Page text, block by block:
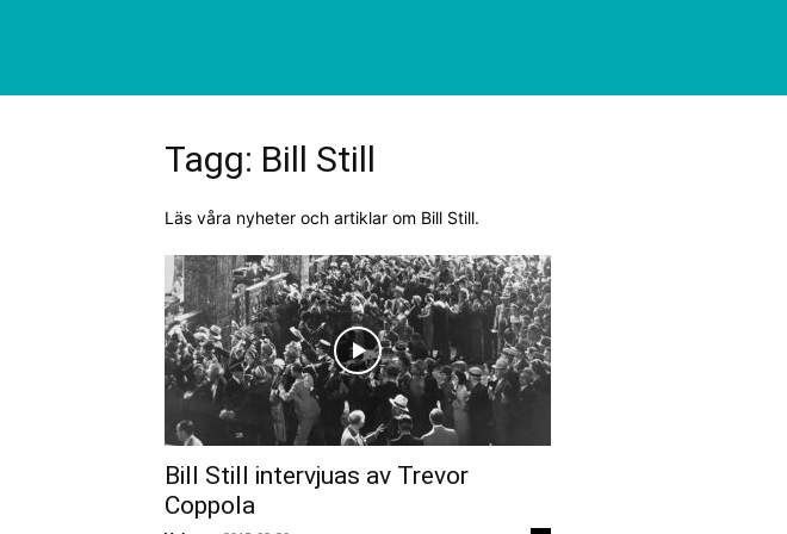
Tagg: Bill Still
Läs våra nyheter och artiklar om Bill Still.
Bill Still intervjuas av Trevor
Coppola